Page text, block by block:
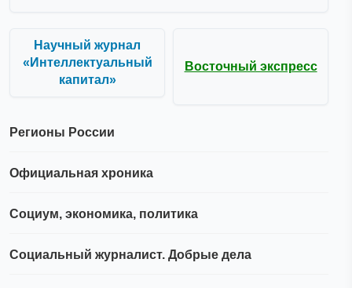
Научный журнал
«Интеллектуальный
капитал»
Восточный экспресс
Регионы России
Официальная хроника
Социум, экономика, политика
Социальный журналист. Добрые дела